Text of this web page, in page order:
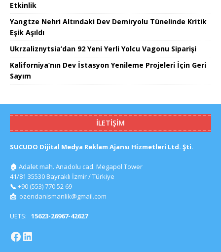
Etkinlik
Yangtze Nehri Altındaki Dev Demiryolu Tünelinde Kritik
Eşik Aşıldı
Ukrzaliznytsia’dan 92 Yeni Yerli Yolcu Vagonu Siparişi
Kaliforniya’nın Dev İstasyon Yenileme Projeleri İçin Geri
Sayım
İLETIŞIM
SUCUDO Dijital Medya Reklam Ajansı Hizmetleri Ltd. Şti.
🏠 Adalet mah. Anadolu cad. Megapol Tower
41/81 35530 Bayraklı İzmir / Türkiye
📞 +90 (553) 770 52 69
📩 ozendanismanlik@gmail.com
UETS: 15623-26967-42627